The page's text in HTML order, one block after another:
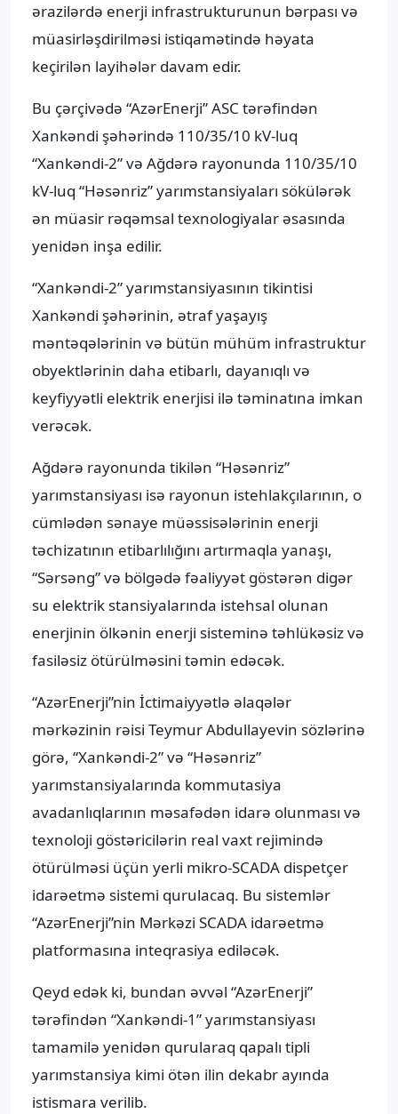
ərazilərdə enerji infrastrukturunun bərpası və
müasirləşdirilməsi istiqamətində həyata
keçirilən layihələr davam edir.
Bu çərçivədə “AzərEnerji” ASC tərəfindən
Xankəndi şəhərində 110/35/10 kV-luq
“Xankəndi-2” və Ağdərə rayonunda 110/35/10
kV-luq “Həsənriz” yarımstansiyaları sökülərək
ən müasir rəqəmsal texnologiyalar əsasında
yenidən inşa edilir.
“Xankəndi-2” yarımstansiyasının tikintisi
Xankəndi şəhərinin, ətraf yaşayış
məntəqələrinin və bütün mühüm infrastruktur
obyektlərinin daha etibarlı, dayanıqlı və
keyfiyyətli elektrik enerjisi ilə təminatına imkan
verəcək.
Ağdərə rayonunda tikilən “Həsənriz”
yarımstansiyası isə rayonun istehlakçılarının, o
cümlədən sənaye müəssisələrinin enerji
təchizatının etibarlılığını artırmaqla yanaşı,
“Sərsəng” və bölgədə fəaliyyət göstərən digər
su elektrik stansiyalarında istehsal olunan
enerjinin ölkənin enerji sisteminə təhlükəsiz və
fasiləsiz ötürülməsini təmin edəcək.
“AzərEnerji”nin İctimaiyyətlə əlaqələr
mərkəzinin rəisi Teymur Abdullayevin sözlərinə
görə, “Xankəndi-2” və “Həsənriz”
yarımstansiyalarında kommutasiya
avadanlıqlarının məsafədən idarə olunması və
texnoloji göstəricilərin real vaxt rejimində
ötürülməsi üçün yerli mikro-SCADA dispetçer
idarəetmə sistemi qurulacaq. Bu sistemlər
“AzərEnerji”nin Mərkəzi SCADA idarəetmə
platformasına inteqrasiya ediləcək.
Qeyd edək ki, bundan əvvəl “AzərEnerji”
tərəfindən “Xankəndi-1” yarımstansiyası
tamamilə yenidən qurularaq qapalı tipli
yarımstansiya kimi ötən ilin dekabr ayında
istismara verilib.